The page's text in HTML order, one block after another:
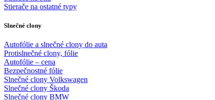
Stierače na ostatné typy
Slnečné clony
Autofólie a slnečné clony do auta
Protislnečné clony, fólie
Autofólie – cena
Bezpečnostné fólie
Slnečné clony Volkswagen
Slnečné clony Škoda
Slnečné clony BMW